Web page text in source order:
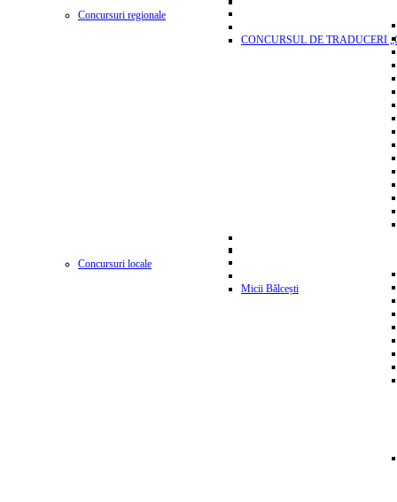
Concursuri regionale
CONCURSUL DE TRADUCERI
Concursuri locale
Micii Bălcești